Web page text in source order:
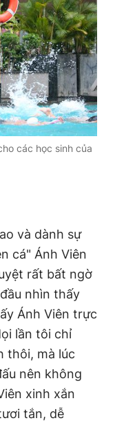
các học sinh của
và dành sự
cá" Ánh Viên
rất bất ngờ
nhìn thấy
Ánh Viên trực
lần tôi chỉ
thôi, mà lúc
nên không
xinh xắn
tắn, dễ